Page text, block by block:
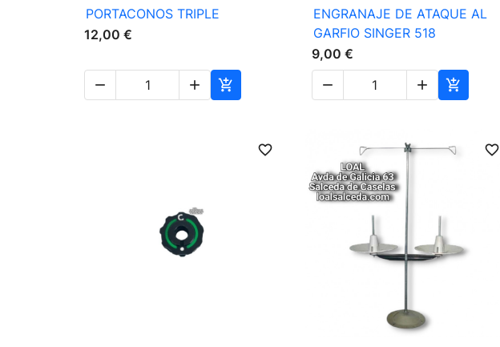
Vista rápida
PORTACONOS TRIPLE
12,00 €
  
Vista rápida
ENGRANAJE DE ATAQUE AL
GARFIO SINGER 518
9,00 €

 
favorite_border favorite_border